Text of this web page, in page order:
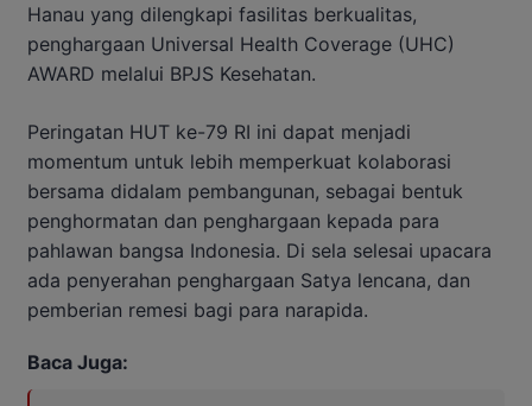
Hanau yang dilengkapi fasilitas berkualitas,
penghargaan Universal Health Coverage (UHC)
AWARD melalui BPJS Kesehatan.
Peringatan HUT ke-79 RI ini dapat menjadi
momentum untuk lebih memperkuat kolaborasi
bersama didalam pembangunan, sebagai bentuk
penghormatan dan penghargaan kepada para
pahlawan bangsa Indonesia. Di sela selesai upacara
ada penyerahan penghargaan Satya lencana, dan
pemberian remesi bagi para narapida.
Baca Juga: